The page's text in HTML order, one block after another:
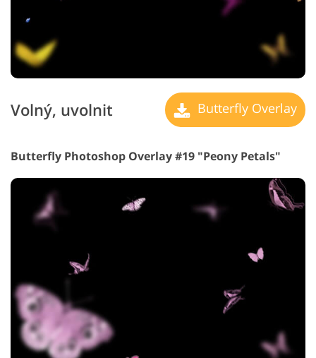
Volný, uvolnit Butterfly Overlay
Butterfly Photoshop Overlay #19 "Peony Petals"